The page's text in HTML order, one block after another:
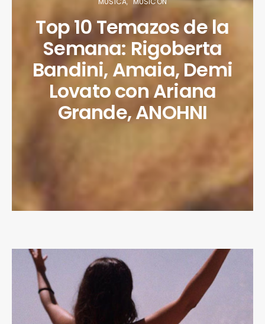
Top 10 Temazos de la
Semana: Rigoberta
Bandini, Amaia, Demi
Lovato con Ariana
Grande, ANOHNI